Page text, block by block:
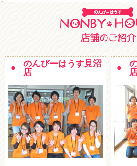
のんびーはうす見沼
店